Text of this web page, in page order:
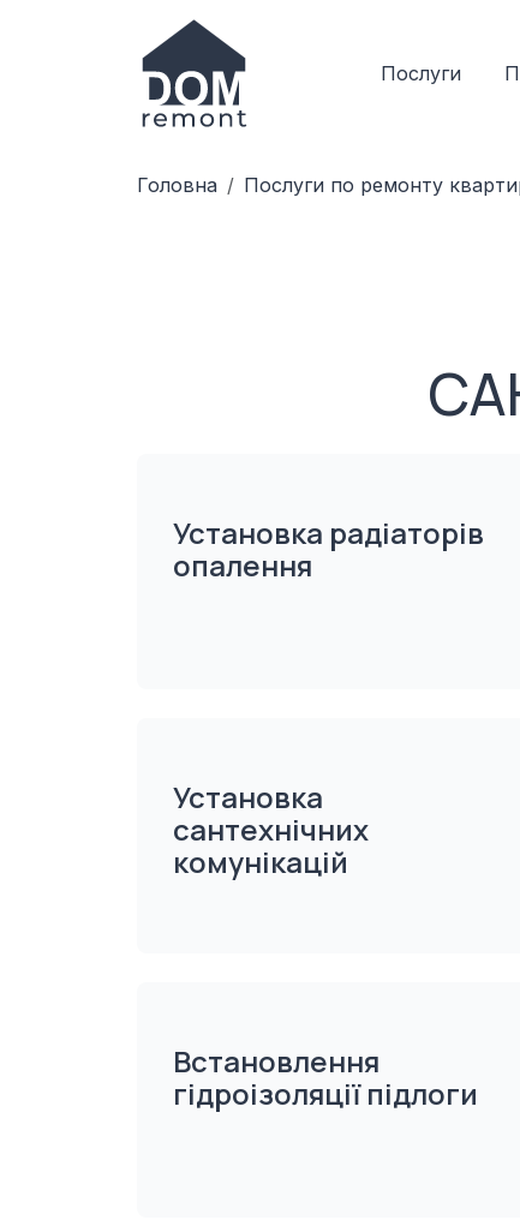
Послуги
Головна Послуги по ремонту
Установка радіаторів
опалення
Установка
сантехнічних
комунікацій
Встановлення
гідроізоляції підлоги